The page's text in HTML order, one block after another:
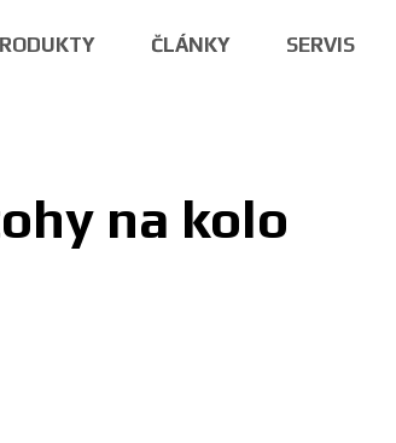
ČLÁNKY SERVIS
na kolo